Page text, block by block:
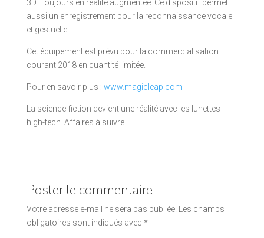
3D. Toujours en réalité augmentée. Ce dispositif permet
aussi un enregistrement pour la reconnaissance vocale
et gestuelle.
Cet équipement est prévu pour la commercialisation
courant 2018 en quantité limitée.
Pour en savoir plus : www.magicleap.com
La science-fiction devient une réalité avec les lunettes
high-tech. Affaires à suivre…
Poster le commentaire
Votre adresse e-mail ne sera pas publiée.
Les champs
obligatoires sont indiqués avec *